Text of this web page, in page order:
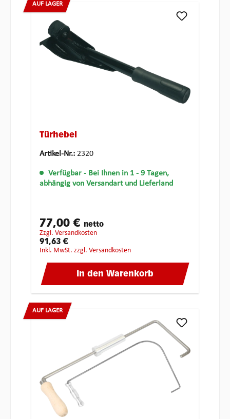
AUF LAGER
Türhebel
Artikel-Nr.: 2320
Verfügbar - Bei Ihnen in 1 - 9 Tagen,
abhängig von Versandart und Lieferland
77,00 € netto
zzgl. Versandkosten
91,63 €
inkl. MwSt. zzgl. Versandkosten
In den Warenkorb
AUF LAGER